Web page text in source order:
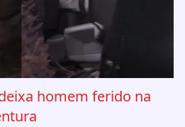
homem ferido na